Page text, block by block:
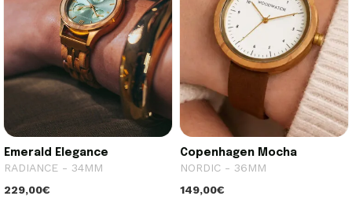
Emerald Elegance
RADIANCE - 34MM
229,00€
Copenhagen Mocha
NORDIC - 36MM
149,00€